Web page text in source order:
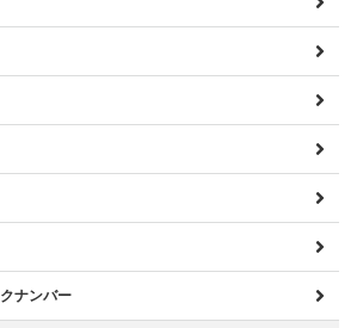
ナンバー